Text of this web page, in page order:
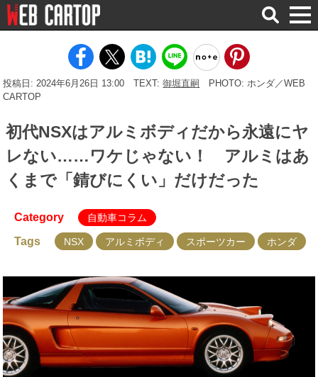
検
索
投稿日: 2024年6月26日 13:00 TEXT:御堀直嗣
PHOTO: ホンダ／WEB
CARTOP
初代NSXはアルミボディだから永遠にヤ
レない……ワケじゃない！ アルミはあ
くまで「錆びにくい」だけだった
Category 自動車コラム
Tags NSX アルミボディ スポーツカー ホンダ